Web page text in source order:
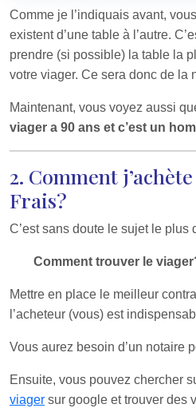
Comme je l’indiquais avant,
existent d’une table à l’autre.
prendre (si possible) la table la
votre viager. Ce sera donc de la
Maintenant, vous voyez aussi
viager a 90 ans et c’est un
2. Comment
Frais?
C’est sans doute le sujet le plus
Comment trouver le
Mettre en place le meilleur
l’acheteur (vous) est
Vous aurez besoin d’un notaire
Ensuite, vous pouvez chercher
viager sur google et trouver des